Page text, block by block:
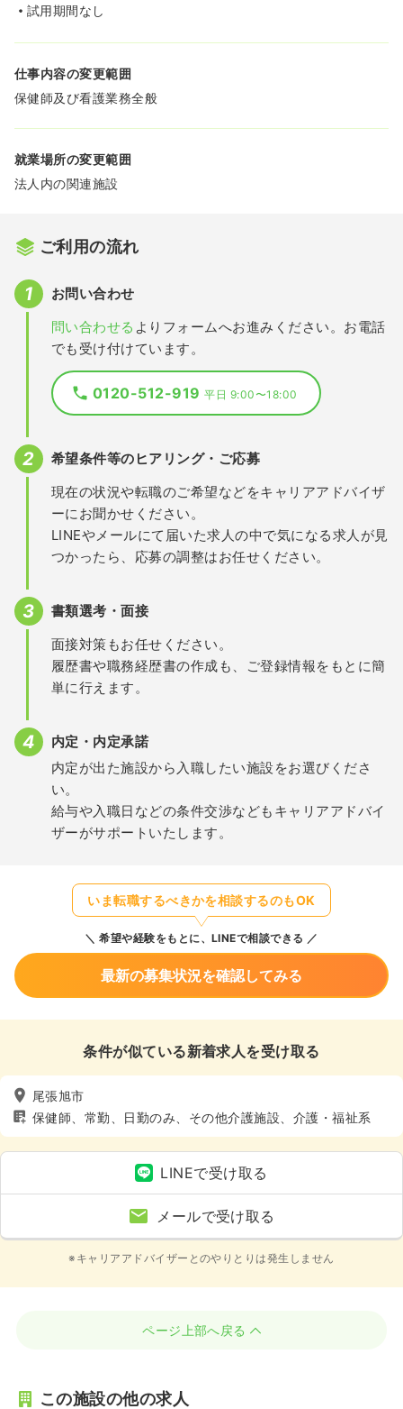
試用期間なし
仕事内容の変更範囲
保健師及び看護業務全般
就業場所の変更範囲
法人内の関連施設
ご利用の流れ
お問い合わせ
問い合わせる よりフォームへお進みください。お電話
でも受け付けています。
0120-512-919平日 9:00〜18:00
希望条件等のヒアリング・ご応募
現在の状況や転職のご希望などをキャリアアドバイザ
ーにお聞かせください。
LINEやメールにて届いた求人の中で気になる求人が見
つかったら、応募の調整はお任せください。
書類選考・面接
面接対策もお任せください。
履歴書や職務経歴書の作成も、ご登録情報をもとに簡
単に行えます。
内定・内定承諾
内定が出た施設から入職したい施設をお選びくださ
い。
給与や入職日などの条件交渉などもキャリアアドバイ
ザーがサポートいたします。
いま転職するべきかを相談するのもOK
希望や経験をもとに、LINEで相談できる
最新の募集状況を確認してみる
条件が似ている新着求人を受け取る
尾張旭市
保健師、常勤、日勤のみ、その他介護施設、介護・福祉系
LINEで受け取る
メールで受け取る
※キャリアアドバイザーとのやりとりは発生しません
ページ上部へ戻る
この施設の他の求人